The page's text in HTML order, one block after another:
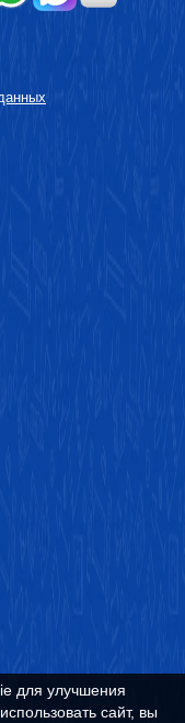
для улучшения
сайт, вы